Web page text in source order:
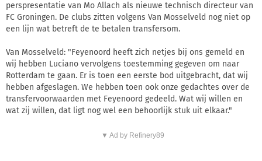
perspresentatie van Mo Allach als nieuwe technisch directeur van
FC Groningen. De clubs zitten volgens Van Mosselveld nog niet op
een lijn wat betreft de te betalen transfersom.
Van Mosselveld: "Feyenoord heeft zich netjes bij ons gemeld en
wij hebben Luciano vervolgens toestemming gegeven om naar
Rotterdam te gaan. Er is toen een eerste bod uitgebracht, dat wij
hebben afgeslagen. We hebben toen ook onze gedachtes over de
transfervoorwaarden met Feyenoord gedeeld. Wat wij willen en
wat zij willen, dat ligt nog wel een behoorlijk stuk uit elkaar."
▼ Ad by Refinery89